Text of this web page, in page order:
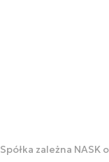
Spółka zależna NASK